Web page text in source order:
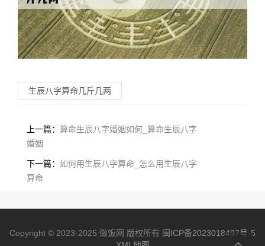
生辰八字算命几斤几两
上一篇： 算命生辰八字婚姻如何_算命生辰八字
婚姻
下一篇： 如何用生辰八字算命_怎么用生辰八字
算命
Copyright © 2023-2025 做饭网 版权所有 闽ICP备2023018497号-5